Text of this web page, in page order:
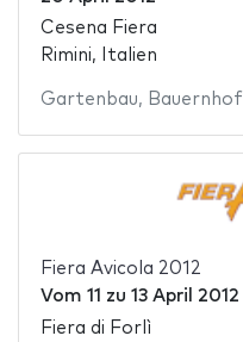
Cesena Fiera
Rimini, Italien
Gartenbau, Bauernhof
Fiera Avicola 2012
Vom 11 zu 13 April 2012
Fiera di Forlì